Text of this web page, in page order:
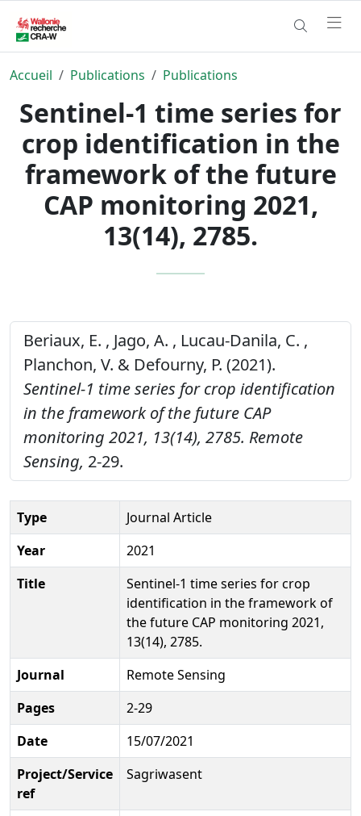
Accueil Publications Publications
Sentinel-1 time series for
crop identification in the
framework of the future
CAP monitoring 2021,
13(14), 2785.
Beriaux, E. , Jago, A. , Lucau-Danila, C. ,
Planchon, V. & Defourny, P. (2021).
Sentinel-1 time series for crop identification
in the framework of the future CAP
monitoring 2021, 13(14), 2785. Remote
Sensing, 2-29.
Type
Journal Article
Year
2021
Title
Sentinel-1 time series for crop
identification in the framework of
the future CAP monitoring 2021,
13(14), 2785.
Journal
Remote Sensing
Pages
2-29
Date
15/07/2021
Project/Service
ref
Sagriwasent